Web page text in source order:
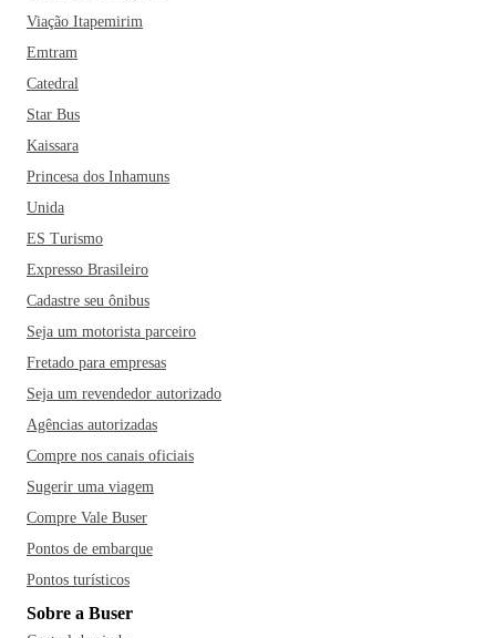
Viação Itapemirim
Emtram
Catedral
Star Bus
Kaissara
Princesa dos Inhamuns
Unida
ES Turismo
Expresso Brasileiro
Cadastre seu ônibus
Seja um motorista parceiro
Fretado para empresas
Seja um revendedor autorizado
Agências autorizadas
Compre nos canais oficiais
Sugerir uma viagem
Compre Vale Buser
Pontos de embarque
Pontos turísticos
Sobre a Buser